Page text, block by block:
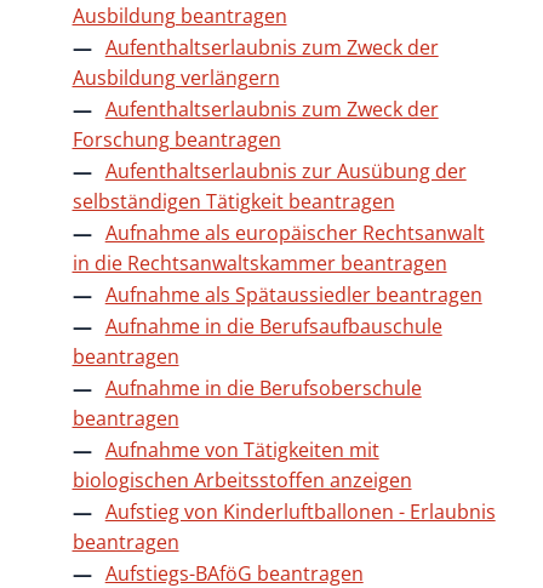
Ausbildung beantragen
Aufenthaltserlaubnis zum Zweck der
Ausbildung verlängern
Aufenthaltserlaubnis zum Zweck der
Forschung beantragen
Aufenthaltserlaubnis zur Ausübung der
selbständigen Tätigkeit beantragen
Aufnahme als europäischer Rechtsanwalt
in die Rechtsanwaltskammer beantragen
Aufnahme als Spätaussiedler beantragen
Aufnahme in die Berufsaufbauschule
beantragen
Aufnahme in die Berufsoberschule
beantragen
Aufnahme von Tätigkeiten mit
biologischen Arbeitsstoffen anzeigen
Aufstieg von Kinderluftballonen - Erlaubnis
beantragen
Aufstiegs-BAföG beantragen